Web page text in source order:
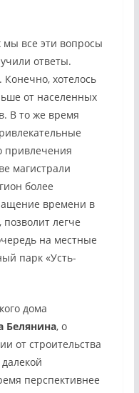
все эти вопросы
ответы.
хотелось
от населенных
В то же время
привлечения
магистрали
более
времени в
легче
на местные
парк «Усть-
дома
Белянина, о
от строительства
перспективнее